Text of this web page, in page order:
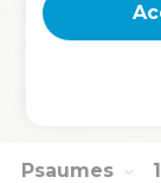
montagne sainte
© Société biblique
Psaumes